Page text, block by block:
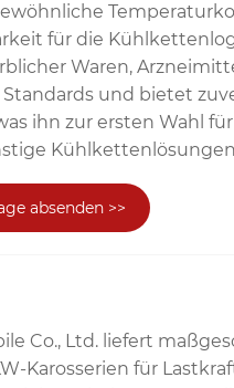
für die
Waren,
und bietet
ihn zur ersten Wahl
absenden >>
Co., Ltd. liefert
Karosserien für